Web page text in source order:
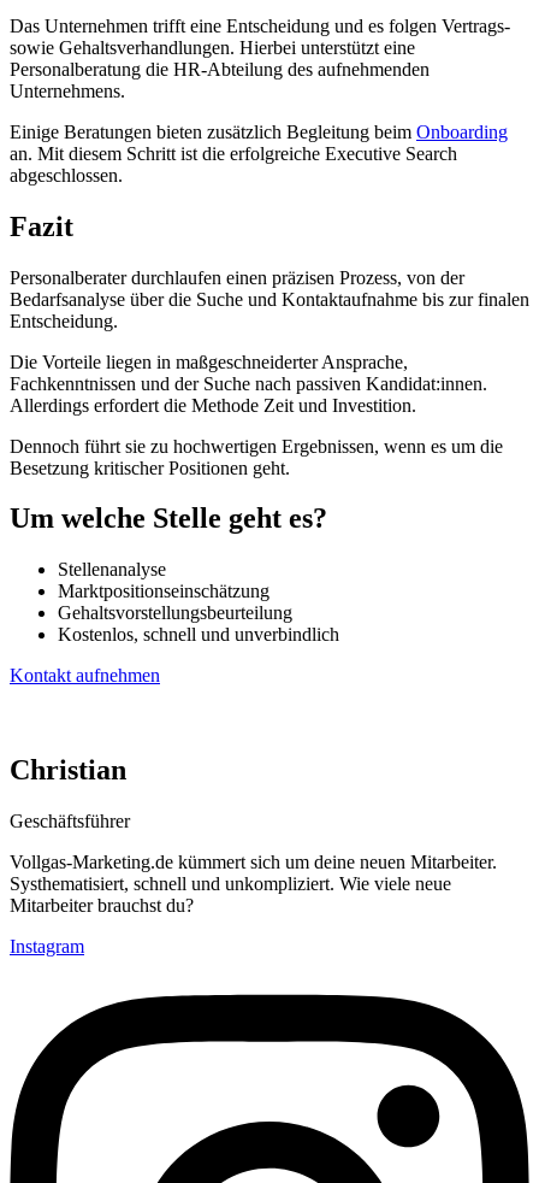
Das Unternehmen trifft eine Entscheidung und es folgen Vertrags-
sowie Gehaltsverhandlungen. Hierbei unterstützt eine
Personalberatung die HR-Abteilung des aufnehmenden
Unternehmens.
Einige Beratungen bieten zusätzlich Begleitung beim Onboarding
an. Mit diesem Schritt ist die erfolgreiche Executive Search
abgeschlossen.
Fazit
Personalberater durchlaufen einen präzisen Prozess, von der
Bedarfsanalyse über die Suche und Kontaktaufnahme bis zur finalen
Entscheidung.
Die Vorteile liegen in maßgeschneiderter Ansprache,
Fachkenntnissen und der Suche nach passiven Kandidat:innen.
Allerdings erfordert die Methode Zeit und Investition.
Dennoch führt sie zu hochwertigen Ergebnissen, wenn es um die
Besetzung kritischer Positionen geht.
Um welche Stelle geht es?
Stellenanalyse
Marktpositionseinschätzung
Gehaltsvorstellungsbeurteilung
Kostenlos, schnell und unverbindlich
Kontakt aufnehmen
Christian
Geschäftsführer
Vollgas-Marketing.de kümmert sich um deine neuen Mitarbeiter.
Systhematisiert, schnell und unkompliziert. Wie viele neue
Mitarbeiter brauchst du?
Instagram